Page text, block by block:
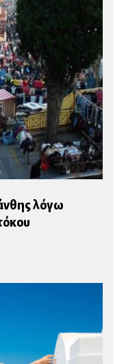
λόγω